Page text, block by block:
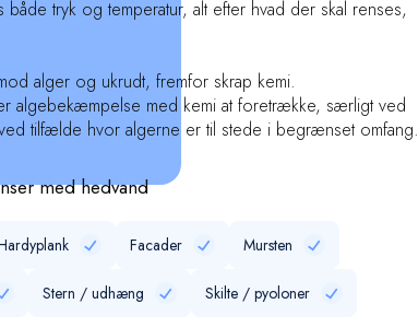
både tryk og temperatur, alt efter hvad der skal renses,
alger og ukrudt, fremfor skrap kemi.
algebekæmpelse med kemi at foretrække, særligt ved
tilfælde hvor algerne er til stede i begrænset omfang.
med hedvand
Facader Mursten
Stern / udhæng Skilte / pyoloner